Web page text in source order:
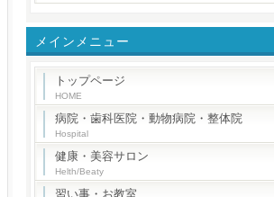
メインメニュー
トップページ
HOME
病院・歯科医院・動物病院・整体院
Hospital
健康・美容サロン
Helth/Beaty
習い事・お教室